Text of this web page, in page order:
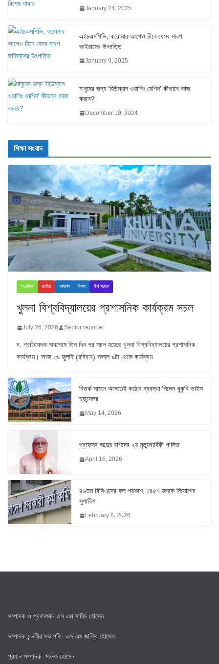
January 24, 2025
এইচএমপিভি, করোনার আগেও চীনে যেসব মারণ
ভাইরাসের উৎপত্তি
January 9, 2025
মানুষের জন্য ‘হিউম্যান ওয়াশিং মেশিন’ কীভাবে কাজ
করবে?
December 19, 2024
শিক্ষা সংবাদ
আঞ্চলিক জাতীয় লেটেস্ট শিক্ষা শীর্ষ সংবাদ
খুলনা বিশ্ববিদ্যালয়ের প্রশাসনিক কার্যক্রম সচল
July 26, 2026 Senior reporter
দ. প্রতিবেদক অবশেষে তিন দিন পর সচল হয়েছে খুলনা বিশ্ববিদ্যালয়ের প্রশাসনিক
কার্যক্রম। আজ ২৬ জুুলাই (রবিবার) সকাল ৯টা থেকে কার্যক্রম
বিতর্ক সামনে আসতেই কঠোর ব্যবস্থা নিলেন খুকৃবি ভাইস
চ্যান্সেলর
May 14, 2026
প্রফেসর আব্দুর রশিদের ২য় মৃত্যুবার্ষিকী পালিত
April 16, 2026
৪৬তম বিসিএসের ফল প্রকাশ, ১৪৫৭ জনকে নিয়োগের
সুপারিশ
February 8, 2026
সম্পাদক ও প্রকাশক- এস এম সাহিদ হোসেন
সম্পাদক মন্ডলীর সভাপতি- এস এম জাকির হোসেন
প্রধান সম্পাদক- মারুফ হোসেন